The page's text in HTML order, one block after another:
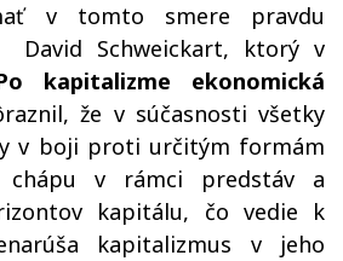
v tomto smere pravdu
David Schweickart, ktorý v
kapitalizme ekonomická
že v súčasnosti všetky
v boji proti určitým formám
v rámci predstáv a
kapitálu, čo vedie k
kapitalizmus v jeho